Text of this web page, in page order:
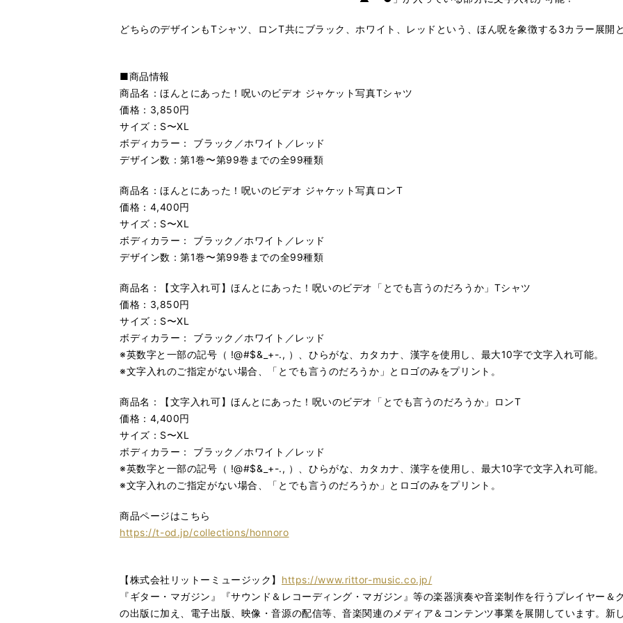
どちらのデザインもTシャツ、ロンT共にブラック、ホワイト、レッドという、ほん呪を象徴する3カラー展開
■商品情報
商品名：ほんとにあった！呪いのビデオ ジャケット写真Tシャツ
価格：3,850円
サイズ：S〜XL
ボディカラー： ブラック／ホワイト／レッド
デザイン数：第1巻〜第99巻までの全99種類
商品名：ほんとにあった！呪いのビデオ ジャケット写真ロンT
価格：4,400円
サイズ：S〜XL
ボディカラー： ブラック／ホワイト／レッド
デザイン数：第1巻〜第99巻までの全99種類
商品名：【文字入れ可】ほんとにあった！呪いのビデオ「とでも言うのだろうか」Tシャツ
価格：3,850円
サイズ：S〜XL
ボディカラー： ブラック／ホワイト／レッド
※英数字と一部の記号（ !@#$&_+-., ）、ひらがな、カタカナ、漢字を使用し、最大10字で文字入れ可能。
※文字入れのご指定がない場合、「とでも言うのだろうか」とロゴのみをプリント。
商品名：【文字入れ可】ほんとにあった！呪いのビデオ「とでも言うのだろうか」ロンT
価格：4,400円
サイズ：S〜XL
ボディカラー： ブラック／ホワイト／レッド
※英数字と一部の記号（ !@#$&_+-., ）、ひらがな、カタカナ、漢字を使用し、最大10字で文字入れ可能。
※文字入れのご指定がない場合、「とでも言うのだろうか」とロゴのみをプリント。
商品ページはこちら
https://t-od.jp/collections/honnoro
【株式会社リットーミュージック】 https://www.rittor-music.co.jp/
『ギター・マガジン』『サウンド＆レコーディング・マガジン』等の楽器演奏や音楽制作を行うプレイヤー
の出版に加え、電子出版、映像・音源の配信等、音楽関連のメディア＆コンテンツ事業を展開しています。新